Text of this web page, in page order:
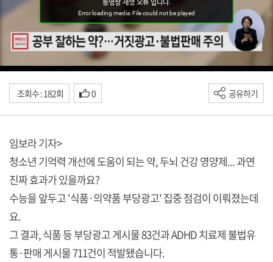
조회수 : 182회 0 공유하기
임보라 기자>
청소년 기억력 개선에 도움이 되는 약, 두뇌 건강 영양제... 과연
진짜 효과가 있을까요?
수능을 앞두고 '식품·의약품 부당광고' 집중 점검이 이뤄졌는데
요.
그 결과, 식품 등 부당광고 게시물 83건과 ADHD 치료제 불법유
통·판매 게시물 711건이 적발됐습니다.